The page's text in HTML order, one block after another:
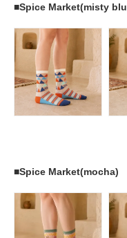
■Spice Market(misty
■Spice Market(mocha)